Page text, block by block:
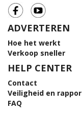
ADVERTEREN
Hoe het werkt
Verkoop sneller
HELP CENTER
Contact
Veiligheid en
FAQ